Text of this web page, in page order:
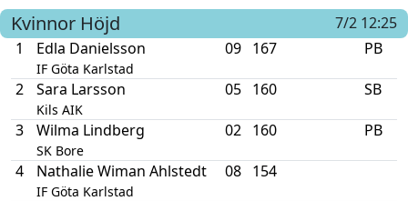
Kvinnor Höjd
7/2 12:25
1
Edla Danielsson
IF Göta Karlstad
09 167 PB
2 Sara Larsson
Kils AIK
05 160 SB
3 Wilma Lindberg
SK Bore
02 160 PB
4 Nathalie Wiman Ahlstedt
IF Göta Karlstad
08 154